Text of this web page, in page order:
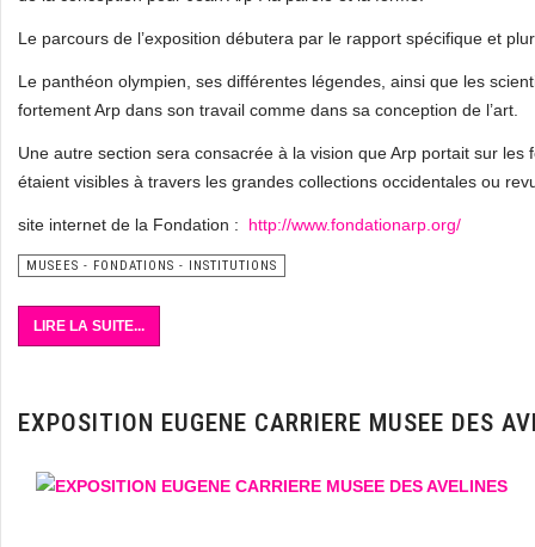
Le parcours de l’exposition débutera par le rapport spécifique et
Le panthéon olympien, ses différentes légendes, ainsi que les
fortement Arp dans son travail comme dans sa conception de l’art.
Une autre section sera consacrée à la vision que Arp portait sur
étaient visibles à travers les grandes collections occidentales ou
site internet de la Fondation : http://www.fondationarp.org/
MUSEES - FONDATIONS - INSTITUTIONS
LIRE LA SUITE...
EXPOSITION EUGENE CARRIERE MUSEE DES